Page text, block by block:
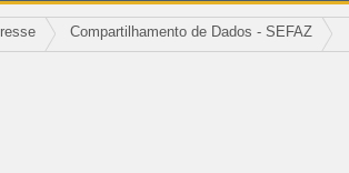
Compartilhamento de Dados - SEFAZ